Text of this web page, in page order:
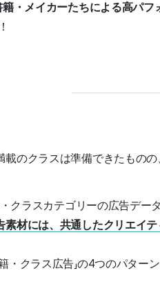
・メイカーたちによる高パフ
のクラスは準備できたものの
クラスカテゴリーの広告デー
素材には、共通したクリエイ
・クラス広告」の4つのパタ